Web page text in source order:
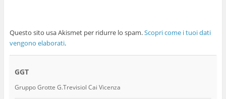
Questo sito usa Akismet per ridurre lo spam.Scopri come i tuoi dati
vengono elaborati.
GGT
Gruppo Grotte G.Trevisiol Cai Vicenza